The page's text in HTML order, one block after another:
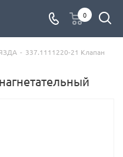
0
- 337.1111220-21 Клапан